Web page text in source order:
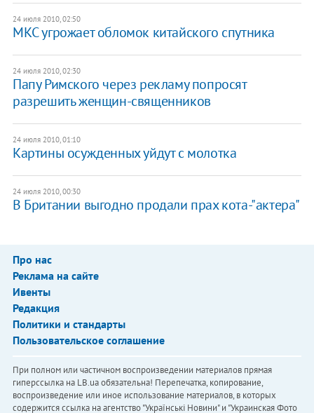
24 июля 2010, 02:50
МКС угрожает обломок китайского спутника
24 июля 2010, 02:30
Папу Римского через рекламу попросят
разрешить женщин-священников
24 июля 2010, 01:10
Картины осужденных уйдут с молотка
24 июля 2010, 00:30
В Британии выгодно продали прах кота-"актера"
Про нас
Реклама на сайте
Ивенты
Редакция
Политики и стандарты
Пользовательское соглашение
При полном или частичном воспроизведении материалов прямая
гиперссылка на LB.ua обязательна! Перепечатка, копирование,
воспроизведение или иное использование материалов, в которых
содержится ссылка на агентство "Українськi Новини" и "Украинская Фото